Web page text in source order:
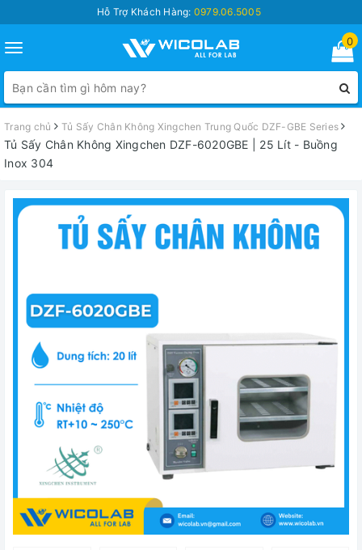
Hỗ Trợ Khách Hàng: 0979.06.5005
Toggle
navigation
0
Trang chủ Tủ Sấy Chân Không Xingchen Trung Quốc DZF-GBE Series
Tủ Sấy Chân Không Xingchen DZF-6020GBE | 25 Lít - Buồng
Inox 304